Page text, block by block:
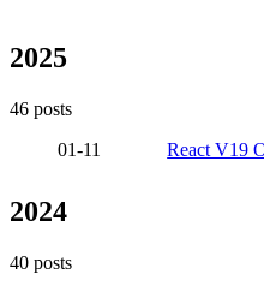
2025
46 posts
01-11
React V19
2024
40 posts